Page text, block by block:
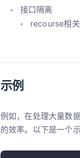
接口隔离
recourse相
示例
例如，在处理大量数
的效率。以下是一个